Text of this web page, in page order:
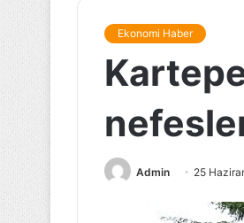
Ekonomi Haber
Admin 25